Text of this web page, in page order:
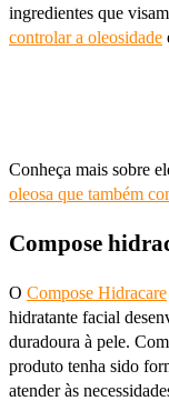
ingredientes que
controlar a oleosidade
Conheça mais sobre
oleosa que também
Compose
O Compose Hidracare
hidratante facial
duradoura à pele.
produto tenha sido
atender às